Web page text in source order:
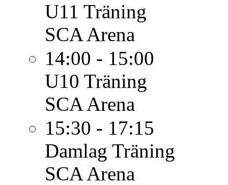
U11 Träning
SCA Arena
14:00 - 15:00
U10 Träning
SCA Arena
15:30 - 17:15
Damlag Träning
SCA Arena